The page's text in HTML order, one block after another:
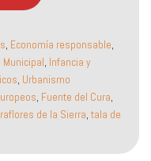
, Economía responsable,
Municipal, Infancia y
, Urbanismo
, Fuente del Cura,
de la Sierra, tala de